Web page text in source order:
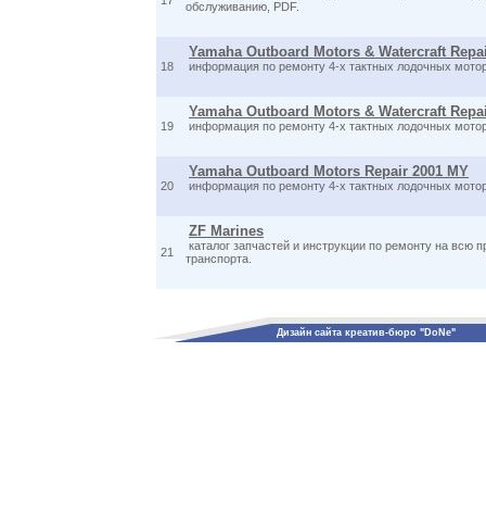
обслуживанию, PDF.
18
Yamaha Outboard Motors & Watercraft
информация по ремонту 4-х тактных лодочных
19
Yamaha Outboard Motors & Watercraft
информация по ремонту 4-х тактных лодочных
20
Yamaha Outboard Motors Repair 2001 MY
информация по ремонту 4-х тактных лодочных
21
ZF Marines
каталог запчастей и инструкции по ремонту на всю
транспорта.
Дизайн сайта креатив-бюро "DoNe"